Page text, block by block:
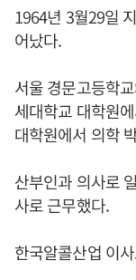
1964년 3월29일
어났다.
서울 경문고등학
세대학교 대학원
대학원에서 의학
산부인과 의사로
사로 근무했다.
한국알콜산업 이